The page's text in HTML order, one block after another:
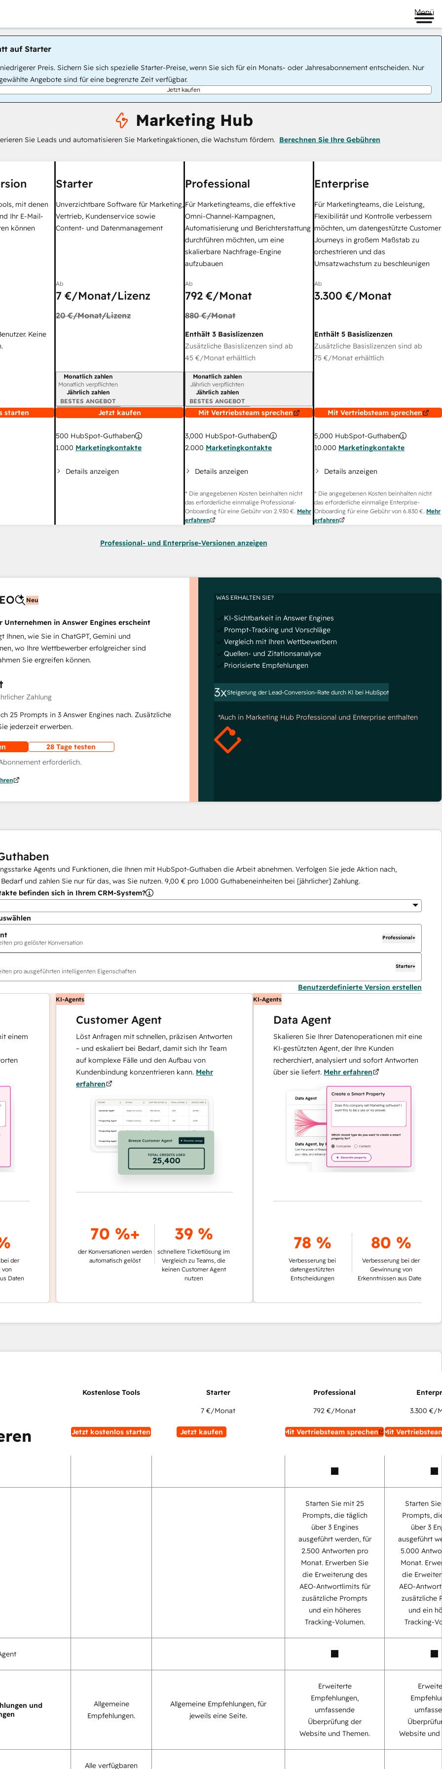
Menü
auf Starter
Preis. Sichern Sie sich spezielle Starter-Preise, wenn Sie sich für ein Monats- oder Jahresabonnement entscheiden. Nur
Angebote sind für eine begrenzte Zeit verfügbar.
Jetzt kaufen
Marketing Hub
Sie Leads und automatisieren Sie Marketingaktionen, die Wachstum fördern. Berechnen Sie Ihre Gebühren
mit denen
Ihr E-Mail-
können
Keine
starten
Starter
Unverzichtbare Software für Marketing,
Vertrieb, Kundenservice sowie
Content- und Datenmanagement
Ab
7 €/Monat/Lizenz
20 €/Monat/Lizenz
Abrechnungszeitraum
Monatlich zahlen
Monatlich verpflichten
Jährlich zahlen
BESTES ANGEBOT
Jetzt kaufen
500 HubSpot-Guthaben
1.000 Marketingkontakte
Details anzeigen
Professional
Für Marketingteams, die effektive
Omni-Channel-Kampagnen,
Automatisierung und Berichterstattung
durchführen möchten, um eine
skalierbare Nachfrage-Engine
aufzubauen
Ab
792 €/Monat
880 €/Monat
Enthält 3 Basislizenzen
Zusätzliche Basislizenzen sind ab
45 €/Monat erhältlich
Abrechnungszeitraum
Monatlich zahlen
Jährlich verpflichten
Jährlich zahlen
BESTES ANGEBOT
Mit Vertriebsteam sprechen
3,000 HubSpot-Guthaben
2.000 Marketingkontakte
Details anzeigen
* Die angegebenen Kosten beinhalten nicht
das erforderliche einmalige Professional-
Onboarding für eine Gebühr von 2.930 €. Mehr
erfahren
Enterprise
Für Marketingteams, die Leistung,
Flexibilität und Kontrolle verbessern
möchten, um datengestützte Customer
Journeys in großem Maßstab zu
orchestrieren und das
Umsatzwachstum zu beschleunigen
Ab
3.300 €/Monat
Enthält 5 Basislizenzen
Zusätzliche Basislizenzen sind ab
75 €/Monat erhältlich
Mit Vertriebsteam sprechen
5,000 HubSpot-Guthaben
10.000 Marketingkontakte
Details anzeigen
* Die angegebenen Kosten beinhalten nicht
das erforderliche einmalige Enterprise-
Onboarding für eine Gebühr von 6.830 €. Mehr
erfahren
Professional- und Enterprise-Versionen anzeigen
Neu
Unternehmen in Answer Engines erscheint
Ihnen, wie Sie in ChatGPT, Gemini und
wo Ihre Wettbewerber erfolgreicher sind
Sie ergreifen können.
Zahlung
25 Prompts in 3 Answer Engines nach. Zusätzliche
jederzeit erwerben.
28 Tage testen
erforderlich.
WAS ERHALTEN SIE?
KI-Sichtbarkeit in Answer Engines
Prompt-Tracking und Vorschläge
Vergleich mit Ihren Wettbewerbern
Quellen- und Zitationsanalyse
Priorisierte Empfehlungen
3xSteigerung der Lead-Conversion-Rate durch KI bei HubSpot
*Auch in Marketing Hub Professional und Enterprise enthalten
Agents und Funktionen, die Ihnen mit HubSpot-Guthaben die Arbeit abnehmen. Verfolgen Sie jede Aktion nach,
und zahlen Sie nur für das, was Sie nutzen. 9,00 € pro 1.000 Guthabeneinheiten bei [jährlicher] Zahlung.
befinden sich in Ihrem CRM-System?
pro gelöster Konversation
Professional+
pro ausgeführten intelligenten Eigenschaften
Starter+
Benutzerdefinierte Version erstellen
KI-Agents
Customer Agent
Löst Anfragen mit schnellen, präzisen Antworten
– und eskaliert bei Bedarf, damit sich Ihr Team
auf komplexe Fälle und den Aufbau von
Kundenbindung konzentrieren kann.Mehr
erfahren
70 %+
der Konversationen werden
automatisch gelöst
39 %
schnellere Ticketlösung im
Vergleich zu Teams, die
keinen Customer Agent
nutzen
KI-Agents
Data Agent
Skalieren Sie Ihrer Datenoperationen mit einem
KI-gestützten Agent, der Ihre Kunden
recherchiert, analysiert und sofort Antworten
über sie liefert.Mehr erfahren
78 %
Verbesserung bei
datengestützten
Entscheidungen
80 %
Verbesserung bei der
Gewinnung von
Erkenntnissen aus Daten
Jetzt kostenlos starten
7 €/Monat
Jetzt kaufen
792 €/Monat
Mit Vertriebsteam sprechen
3.300 €/
Mit
Starten Sie mit 25
Prompts, die täglich
über 3 Engines
ausgeführt werden, für
2.500 Antworten pro
Monat. Erwerben Sie
die Erweiterung des
AEO-Antwortlimits für
zusätzliche Prompts
und ein höheres
Tracking-Volumen.
Starten
Prompts,
über 3
ausgeführt
5.000
Monat.
die
AEO-
zusätzliche
und ein
Tracking-
und
Allgemeine
Empfehlungen.
Allgemeine Empfehlungen, für
jeweils eine Seite.
Erweiterte
Empfehlungen,
umfassende
Überprüfung der
Website und Themen.
Website und
Alle verfügbaren